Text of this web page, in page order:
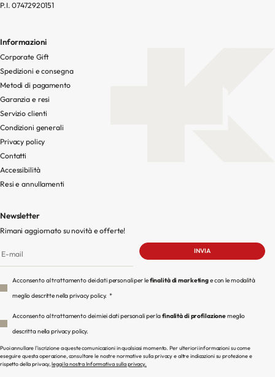
P.I. 07472920151
Informazioni
Corporate Gift
Spedizioni e consegna
Metodi di pagamento
Garanzia e resi
Servizio clienti
Condizioni generali
Privacy policy
Contatti
Accessibilità
Resi e annullamenti
Newsletter
Rimani aggiornato su novità e offerte!
Acconsento al trattamento dei dati personali per lefinalità di marketinge con le modalità
meglio descritte nella privacy policy. *
Acconsento al trattamento dei miei dati personali per lafinalità di profilazionemeglio
descritta nella privacy policy.
Puoi annullare l'iscrizione a queste comunicazioni in qualsiasi momento. Per ulteriori informazioni su come
eseguire questa operazione, consultare le nostre normative sulla privacy e altre indicazioni su protezione e
rispetto della privacy,leggi la nostra Informativa sulla privacy.